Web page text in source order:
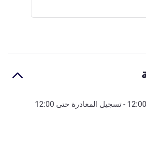
12:00 - تسجيل المغادرة حتى 12:00